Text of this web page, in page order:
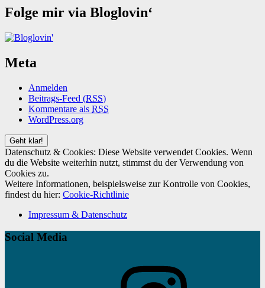
Folge mir via Bloglovin‘
Meta
Anmelden
Beitrags-Feed (RSS)
Kommentare als RSS
WordPress.org
Datenschutz & Cookies: Diese Website verwendet Cookies. Wenn
du die Website weiterhin nutzt, stimmst du der Verwendung von
Cookies zu.
Weitere Informationen, beispielsweise zur Kontrolle von Cookies,
findest du hier: Cookie-Richtlinie
Impressum & Datenschutz
Social Media